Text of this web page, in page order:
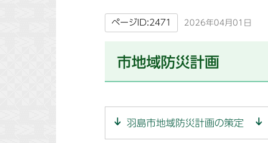
ページID:2471 2026年04月01日
市地域防災計画
羽島市地域防災計画の策定